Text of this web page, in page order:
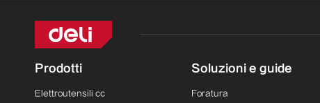
Prodotti
Elettroutensili cc
Soluzioni e guide
Foratura